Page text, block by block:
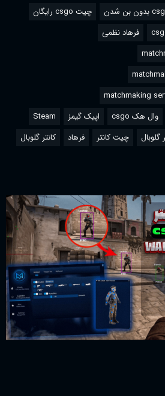
چیت csgo رایگان
فرهاد نظمی
matchmaking
وال هک csgo اپیک گیمز
Steam
چیت کانتر فرهاد کانتر گلوبال